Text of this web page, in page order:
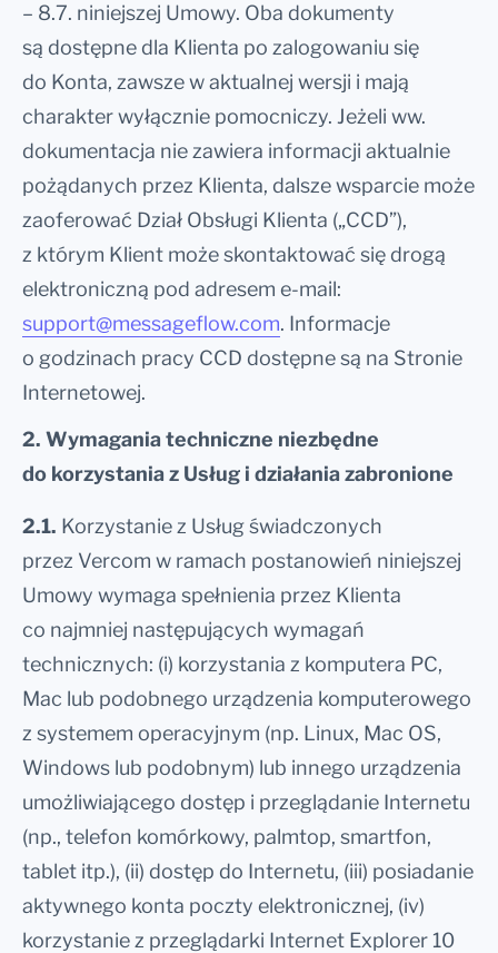
– 8.7. niniejszej Umowy. Oba dokumenty
są dostępne dla Klienta po zalogowaniu się
do Konta, zawsze w aktualnej wersji i mają
charakter wyłącznie pomocniczy. Jeżeli ww.
dokumentacja nie zawiera informacji aktualnie
pożądanych przez Klienta, dalsze wsparcie może
zaoferować Dział Obsługi Klienta („CCD”),
z którym Klient może skontaktować się drogą
elektroniczną pod adresem e-mail:
support@messageflow.com. Informacje
o godzinach pracy CCD dostępne są na Stronie
Internetowej.
2. Wymagania techniczne niezbędne
do korzystania z Usług i działania zabronione
2.1. Korzystanie z Usług świadczonych
przez Vercom w ramach postanowień niniejszej
Umowy wymaga spełnienia przez Klienta
co najmniej następujących wymagań
technicznych: (i) korzystania z komputera PC,
Mac lub podobnego urządzenia komputerowego
z systemem operacyjnym (np. Linux, Mac OS,
Windows lub podobnym) lub innego urządzenia
umożliwiającego dostęp i przeglądanie Internetu
(np., telefon komórkowy, palmtop, smartfon,
tablet itp.), (ii) dostęp do Internetu, (iii) posiadanie
aktywnego konta poczty elektronicznej, (iv)
korzystanie z przeglądarki Internet Explorer 10